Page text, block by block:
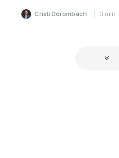
Cristi Dorombach 3 min